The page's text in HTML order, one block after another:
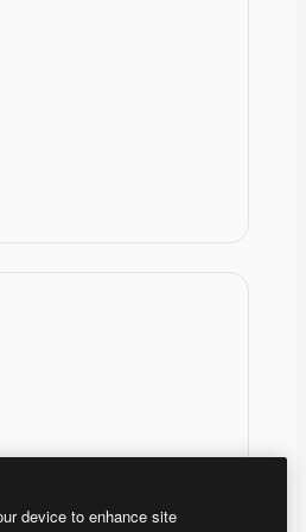
device to enhance site